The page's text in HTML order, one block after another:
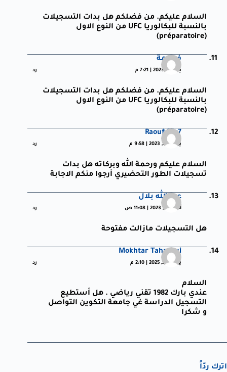
السلام عليكم. من فضلكم هل بدات التسجيلات
بالنسبة للبكالوريا UFC من النوع الاول
(préparatoire)
فطيمة
يناير 4, 2023 | 7:21 م رد
السلام عليكم. من فضلكم هل بدات التسجيلات
بالنسبة للبكالوريا UFC من النوع الاول
(préparatoire)
Raouf R7r7
يوليو 22, 2023 | 9:58 م رد
السلام عليكم ورحمة الله وبركاته هل بدات
تسجيلات الطور التحضيري أرجوا منكم الاجابة
عبد الله بلال
أكتوبر 8, 2023 | 11:08 ص رد
هل التسجيلات مازالت مفتوحة
Mokhtar Tahraoui
يوليو 29, 2025 | 2:10 م رد
السلام
عندي بارك 1982 تقني رياضي . هل أستطيع
التسجيل الدراسة غي جامعة التكوين التواصل
و شكرا
اترك ردّاً